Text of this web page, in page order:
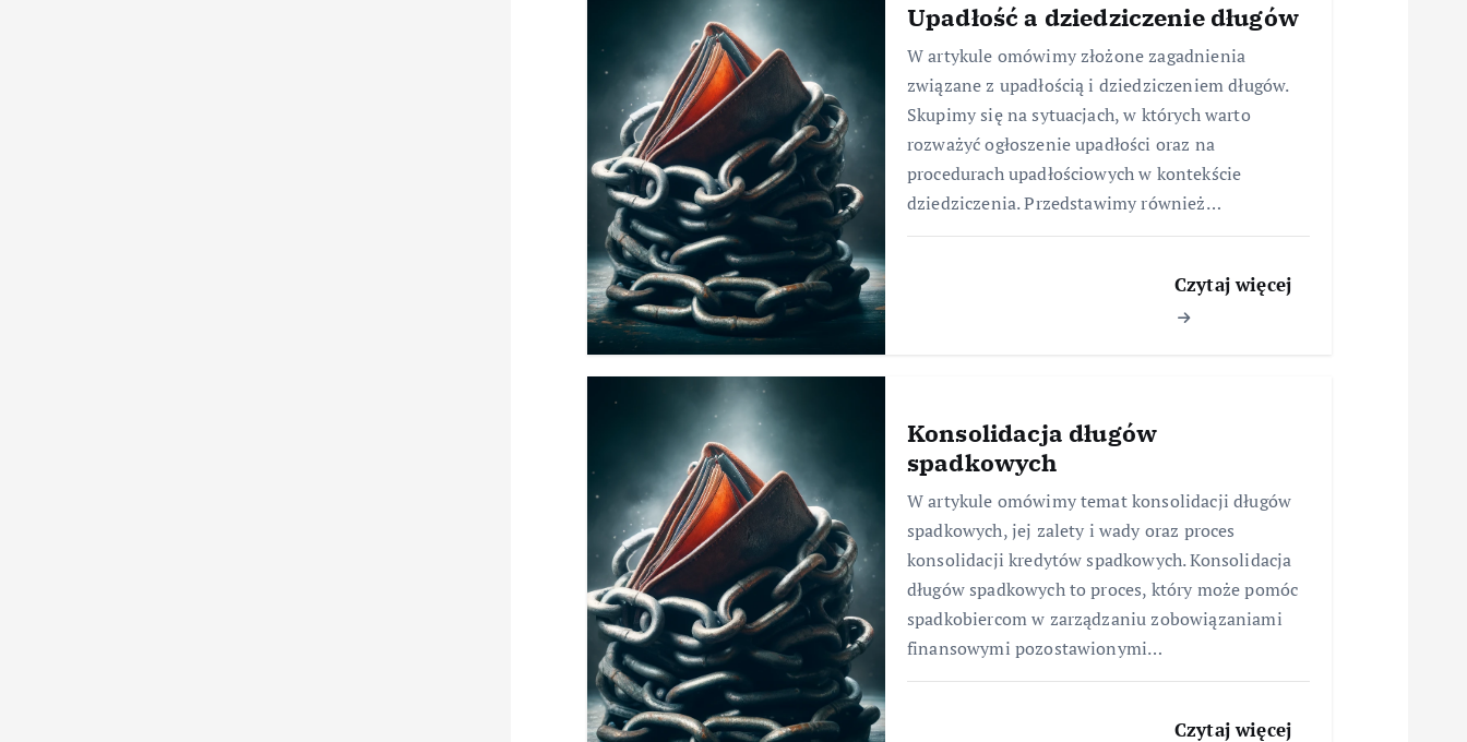
Upadłość a dziedziczenie długów
W artykule omówimy złożone zagadnienia
związane z upadłością i dziedziczeniem długów.
Skupimy się na sytuacjach, w których warto
rozważyć ogłoszenie upadłości oraz na
procedurach upadłościowych w kontekście
dziedziczenia. Przedstawimy również…
Czytaj więcej
Konsolidacja długów
spadkowych
W artykule omówimy temat konsolidacji długów
spadkowych, jej zalety i wady oraz proces
konsolidacji kredytów spadkowych. Konsolidacja
długów spadkowych to proces, który może pomóc
spadkobiercom w zarządzaniu zobowiązaniami
finansowymi pozostawionymi…
Czytaj więcej